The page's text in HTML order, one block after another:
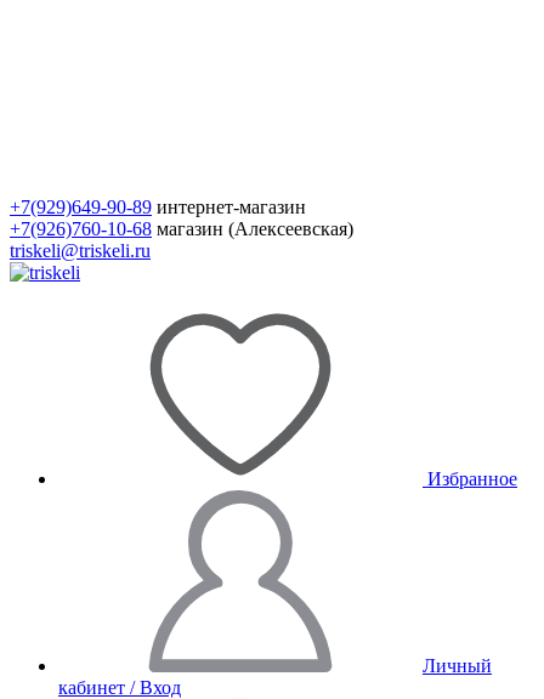
+7(929)649-90-89 интернет-магазин
+7(926)760-10-68 магазин (Алексеевская)
triskeli@triskeli.ru
Избранное
Личный
кабинет / Вход